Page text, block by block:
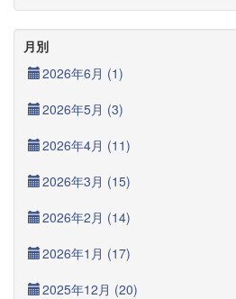
月別
2026年6月 (1)
2026年5月 (3)
2026年4月 (11)
2026年3月 (15)
2026年2月 (14)
2026年1月 (17)
2025年12月 (20)